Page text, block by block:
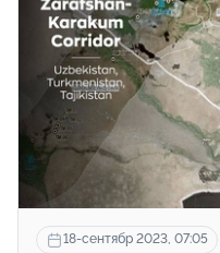
18-сентябр 2023, 07:05